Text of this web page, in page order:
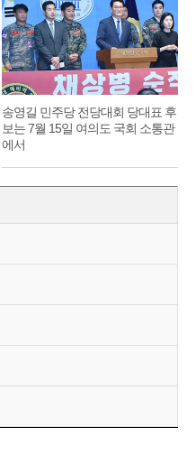
송영길 민주당 전당대회 당대표 후
보는 7월 15일 여의도 국회 소통관
에서